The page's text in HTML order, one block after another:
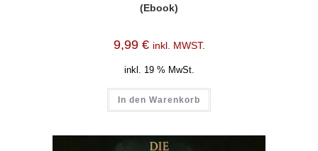
(Ebook)
9,99 € inkl. MWST.
inkl. 19 % MwSt.
In den Warenkorb